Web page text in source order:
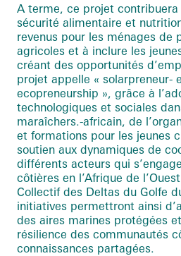
A terme, ce projet contribuera
sécurité alimentaire et
revenus pour les ménages de
agricoles et à inclure les
créant des opportunités
projet appelle « solarpreneur-
ecopreneurship », grâce à
technologiques et sociales
maraîchers.-africain, de
et formations pour les jeunes
soutien aux dynamiques de
différents acteurs qui
côtières en l’Afrique de
Collectif des Deltas du Golfe
initiatives permettront ainsi
des aires marines protégées
résilience des communautés
connaissances partagées.